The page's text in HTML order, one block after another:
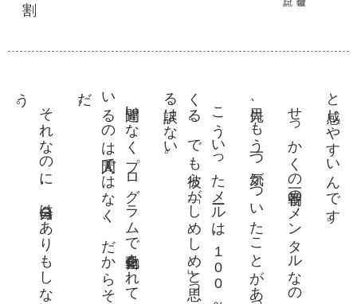
と感
。
先日、もう一つ気がついたことがあって。
。
。
う
。